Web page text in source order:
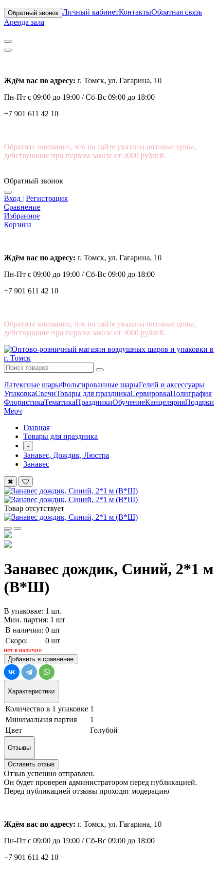
Обратный звонок Личный кабинетКонтактыОбратная связь
Аренда зала
Ждём вас по адресу: г. Томск, ул. Гагарина, 10
Пн-Пт с 09:00 до 19:00 /Сб-Вс 09:00 до 18:00
+7 901 611 42 10
Обратите внимание, что на сайте указаны оптовые цены,
действующие при первом заказе от 3000 рублей.
Обратный звонок
Вход | Регистрация
Сравнение
Избранное
Корзина
Ждём вас по адресу: г. Томск, ул. Гагарина, 10
Пн-Пт с 09:00 до 19:00 /Сб-Вс 09:00 до 18:00
+7 901 611 42 10
Обратите внимание, что на сайте указаны оптовые цены,
действующие при первом заказе от 3000 рублей.
Латексные шарыФольгированные шарыГелий и аксессуары
УпаковкаСвечиТовары для праздникаСервировкаПолиграфия
ФлористикаТематикаПраздникиОбучениеКанцелярияПодарки
Мерч
Главная
Товары для праздника
-
Занавес, Дождик, Люстра
Занавес
Товар отсутствует
Занавес дождик, Синий, 2*1 м
(В*Ш)
В упаковке: 1 шт.
Мин. партия: 1 шт
В наличии: 0 шт
Скоро:
0 шт
нет в наличии
Добавить в сравнение
Характеристики
Количество в 1 упаковке 1
Минимальная партия
1
Цвет
Голубой
Отзывы
Оставить отзыв
Отзыв успешно отправлен.
Он будет проверен администратором перед публикацией.
Перед публикацией отзывы проходят модерацию
Ждём вас по адресу: г. Томск, ул. Гагарина, 10
Пн-Пт с 09:00 до 19:00 /Сб-Вс 09:00 до 18:00
+7 901 611 42 10